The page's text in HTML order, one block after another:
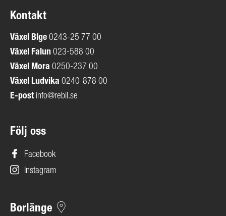
Kontakt
Växel Blge 0243-25 77 00
Växel Falun 023-588 00
Växel Mora 0250-237 00
Växel Ludvika 0240-878 00
E-post info@rebil.se
Följ oss
Facebook
Instagram
Borlänge